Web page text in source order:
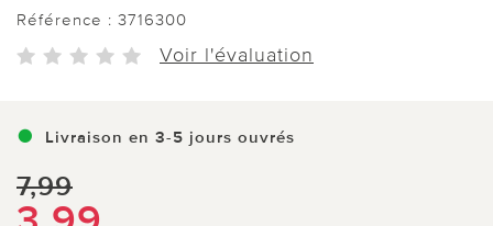
Référence : 3716300
Voir l'évaluation
Livraison en 3-5 jours ouvrés
7,99